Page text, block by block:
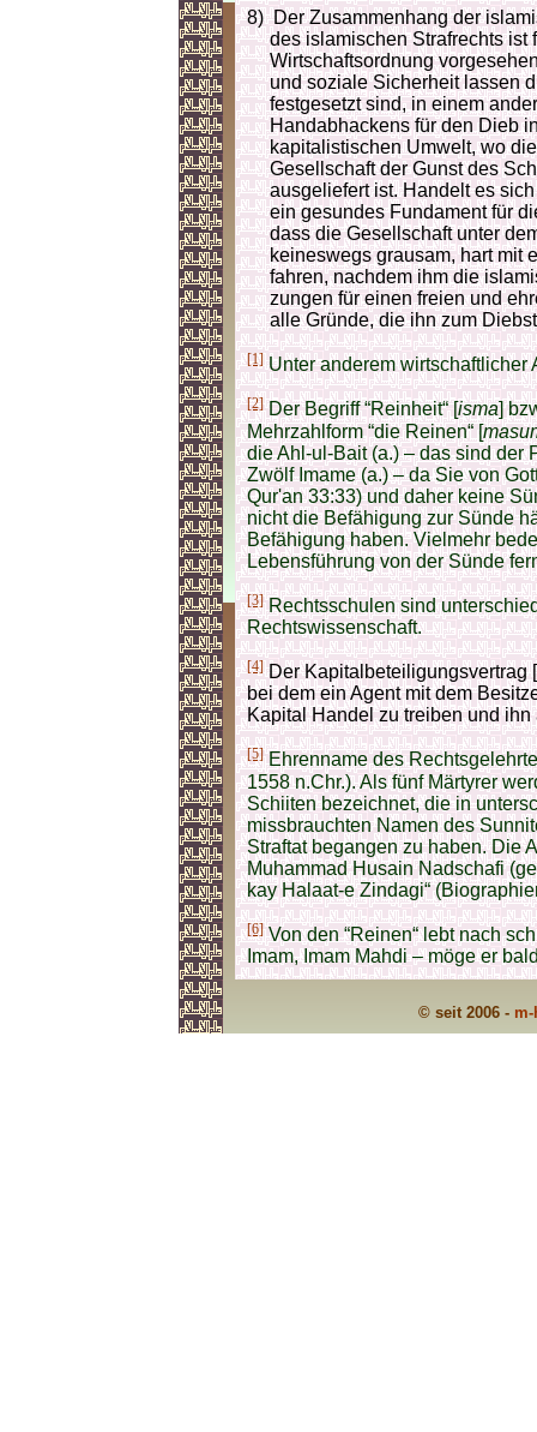
8) Der Zusammenhang der
des islamischen Strafrechts
Wirtschaftsordnung
und soziale Sicherheit lassen
festgesetzt sind, in einem
Handabhackens für den Dieb
kapitalistischen Umwelt, wo
Gesellschaft der Gunst des
ausgeliefert ist. Handelt es
ein gesundes Fundament für
dass die Gesellschaft unter
keineswegs grausam, hart mit
fah­ren, nachdem ihm die
zungen für einen freien und
alle Gründe, die ihn zum
[1]Unter anderem wirtschaftlicher
[2]Der Begriff “Reinheit“ [isma]
Mehrzahlform “die Reinen“ [
die Ahl-ul-Bait (a.) – das sind der
Zwölf Imame (a.) – da Sie von
Qur'an 33:33) und daher keine
nicht die Befähigung zur Sünde
Befähigung haben. Vielmehr
Lebensführung von der Sünde
[3]Rechtsschulen sind
Rechtswissenschaft.
[4] Der Kapitalbeteiligungsvertrag [
bei dem ein Agent mit dem
Kapital Handel zu treiben und
[5]Ehrenname des
1558 n.Chr.). Als fünf Märtyrer
Schiiten bezeichnet, die in
missbrauchten Namen des
Straftat begangen zu haben. Die
Muhammad Husain Nadschafi
kay Halaat-e Zindagi“
[6]Von den “Reinen“ lebt nach
Imam, Imam Mahdi – möge er
© seit 2006 -